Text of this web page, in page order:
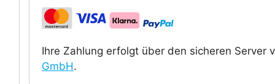
Ihre Zahlung erfolgt über den sicheren Server
GmbH.